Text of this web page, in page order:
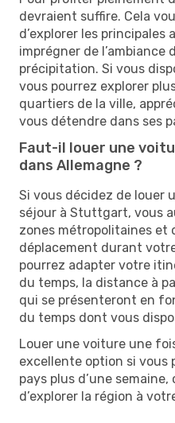
devraient suffire. Cela
d’explorer les
imprégner de l’ambiance
précipitation. Si vous
vous pourrez explorer
quartiers de la ville,
vous détendre dans ses
Faut-il louer une
dans Allemagne ?
Si vous décidez de louer
séjour à Stuttgart, vous
zones métropolitaines et
déplacement durant
pourrez adapter votre
du temps, la distance à
qui se présenteront en
du temps dont vous
Louer une voiture une
excellente option si vous
pays plus d’une
d’explorer la région à